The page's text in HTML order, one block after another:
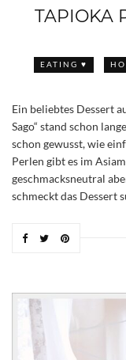
TAPIOKA
EATING ♥
Ein beliebtes Dessert
Sago“ stand schon
schon gewusst, wie
Perlen gibt es im
geschmacksneutral
schmeckt das Dessert